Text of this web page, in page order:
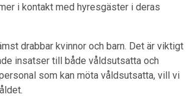
i kontakt med hyresgäster i deras
drabbar kvinnor och barn. Det är viktigt
insatser till både våldsutsatta och
som kan möta våldsutsatta, vill vi